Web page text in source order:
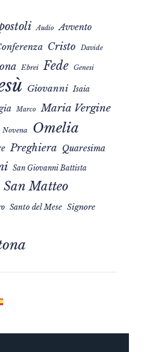
Audio Avvento
Cristo Davide
Ebrei Fede Genesi
Giovanni Isaia
Marco Maria Vergine
Novena Omelia
Preghiera Quaresima
San Giovanni Battista
San Matteo
Santo del Mese Signore